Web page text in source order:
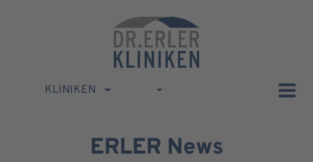
KLINIKEN
ERLER News